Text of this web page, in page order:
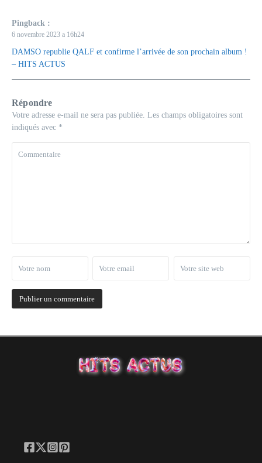
Pingback :
6 novembre 2023 a 16h24
DAMSO republie QALF et confirme l’arrivée de son prochain album !
– HITS ACTUS
Répondre
Votre adresse e-mail ne sera pas publiée. Les champs obligatoires sont
indiqués avec *